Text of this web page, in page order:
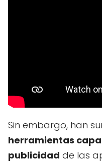
Sin embargo, han
herramientas
publicidad de las